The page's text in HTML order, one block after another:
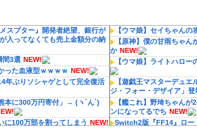
スブター』開発者絶望、銀行が
入ってなくても売上金額分の納
間3選 NEW!
った血液型ｗｗｗｗ NEW!
年ぶりソシャゲとして完全復活
本に300万円寄付」→ (ヽ´ん`)
100万部を割ってしまう NEW!
【ウマ娘】セイちゃんの
【原神】僕の甘雨ちゃ
か NEW!
【ウマ娘】ライトハロ
【遊戯王マスターデュ
ジ・フォー・デザイア」登
【艦これ】野埼ちゃん
ンになってるでち NEW!
Switch2版『FF14』ロ